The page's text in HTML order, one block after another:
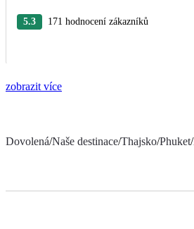
5.3 171 hodnocení zákazníků
zobrazit více
Dovolená/Naše destinace/Thajsko/Phuket/